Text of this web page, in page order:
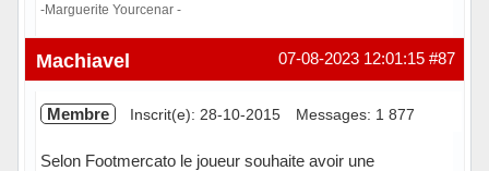
-Marguerite Yourcenar -
Hors ligne #87
07-08-2023 12:01:15
Machiavel
Membre Inscrit(e): 28-10-2015 Messages: 1 877
Selon Footmercato le joueur souhaite avoir une